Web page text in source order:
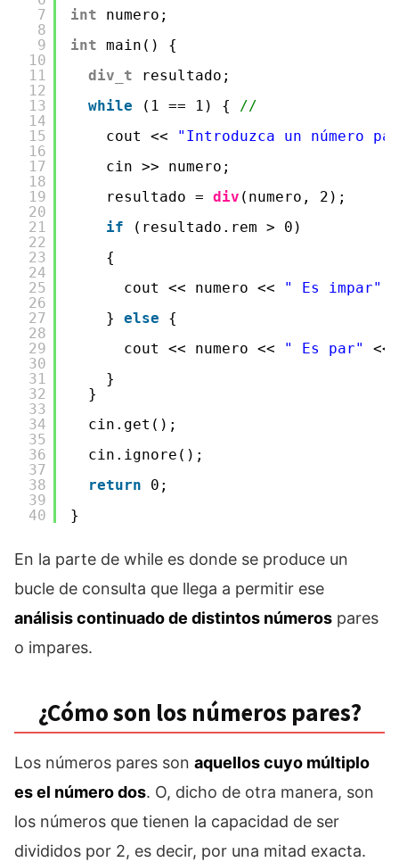
7
8
9
10
11
12
13
14
15
16
17
18
19
20
21
22
23
24
25
26
27
28
29
30
31
32
33
34
35
36
37
38
39
40
int
numero;
int main() {
div_t
resultado;
while
(1 == 1) { //
cout <<
"Introduzca un número
cin >> numero;
resultado = div (numero, 2);
if
(resultado.rem > 0)
{
cout << numero <<
" Es impar"
} else
{
cout << numero <<
" Es par"
}
}
cin.get();
cin.ignore();
return
0;
}
En la parte de while es donde se produce un
bucle de consulta que llega a permitir ese
análisis continuado de distintos números pares
o impares.
¿Cómo son los números pares?
Los números pares son aquellos cuyo múltiplo
es el número dos. O, dicho de otra manera, son
los números que tienen la capacidad de ser
divididos por 2, es decir, por una mitad exacta.